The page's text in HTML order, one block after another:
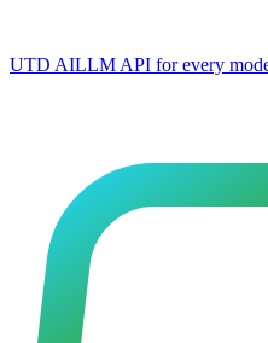
UTD AILLM API for every